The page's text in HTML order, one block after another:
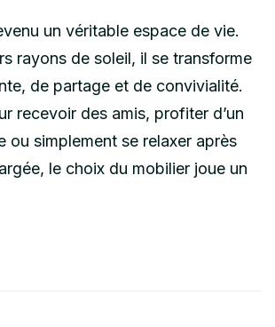
un véritable espace de vie.
rayons de soleil, il se transforme
de partage et de convivialité.
recevoir des amis, profiter d’un
ou simplement se relaxer après
le choix du mobilier joue un